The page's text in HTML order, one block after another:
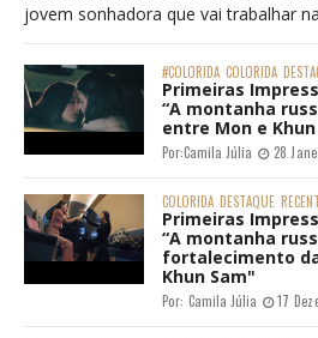
jovem sonhadora que vai trabalhar
#COLORIDA COLORIDA
Primeiras
“A montanha
entre Mon e
Por:Camila Júlia 28
COLORIDA DESTAQUE
Primeiras
“A montanha
fortalecimento
Khun Sam"
Por: Camila Júlia 17